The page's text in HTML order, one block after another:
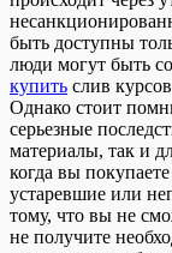
быть доступны
люди могут быть
купить слив
Однако стоит
серьезные
материалы, так и
когда вы
устаревшие или
тому, что вы не
не получите